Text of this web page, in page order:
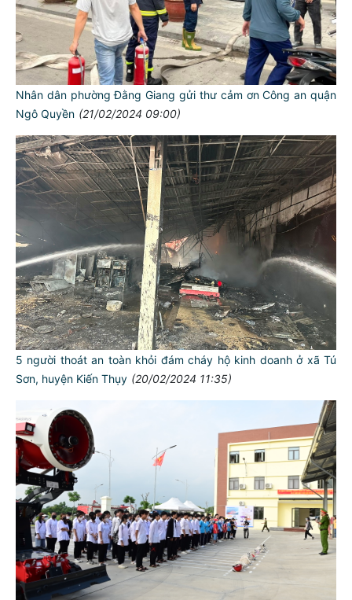
Nhân dân phường Đằng Giang gửi thư cảm ơn Công an quận
Ngô Quyền (21/02/2024 09:00)
5 người thoát an toàn khỏi đám cháy hộ kinh doanh ở xã Tú
Sơn, huyện Kiến Thụy (20/02/2024 11:35)
TƯ CÁCH
NGƯỜI CÔNG AN CÁCH MỆNH LÀ:
Đối với tự mình, phải
CẦN, KIỆM, LIÊM, CHÍNH